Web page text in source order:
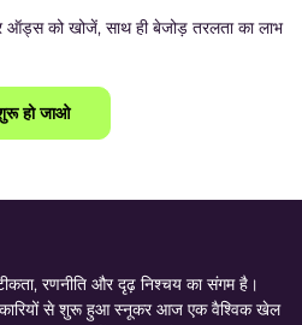
ऑड्स को खोजें, साथ ही बेजोड़ तरलता का लाभ
हो जाओ
रणनीति और दृढ़ निश्चय का संगम है।
से शुरू हुआ स्नूकर आज एक वैश्विक खेल